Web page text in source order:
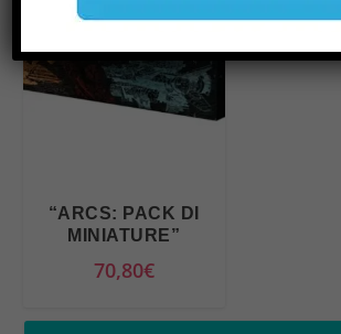
“ARCS: PACK DI
MINIATURE”
70,80€